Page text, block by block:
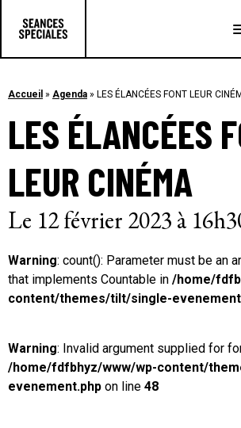
Les articles
Accueil » Agenda » LES ÉLANCÉES FONT LEUR
LES ÉLANCÉES
LEUR CINÉMA
Le 12 février 2023 à
Warning: count(): Parameter must be an
that implements Countable in /home/
content/themes/tilt/single-
Warning: Invalid argument supplied for
/home/fdfbhyz/www/wp-content/
evenement.php on line 48